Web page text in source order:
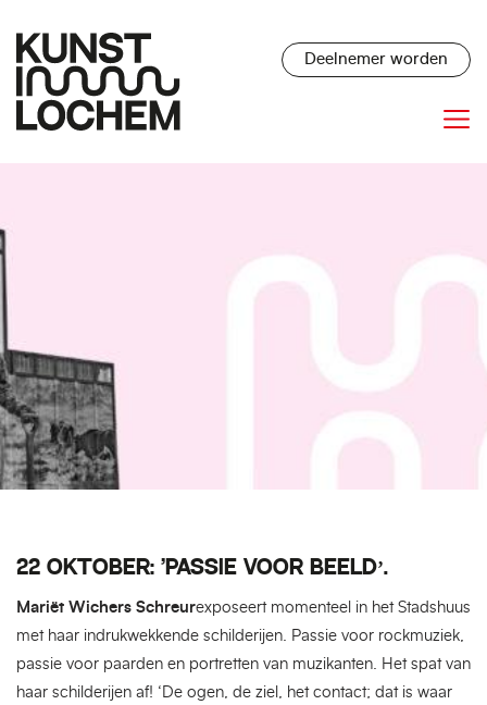
Deelnemer worden
22 OKTOBER: ‘PASSIE VOOR BEELD’.
Mariët Wichers Schreurexposeert momenteel in het Stadshuus
met haar indrukwekkende schilderijen. Passie voor rockmuziek,
passie voor paarden en portretten van muzikanten. Het spat van
haar schilderijen af! ‘De ogen, de ziel, het contact; dat is waar